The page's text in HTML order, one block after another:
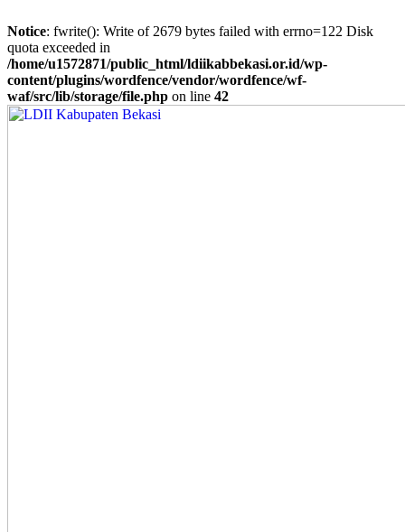
Notice: fwrite(): Write of 2679 bytes failed with errno=122 Disk
quota exceeded in
/home/u1572871/public_html/ldiikabbekasi.or.id/wp-
content/plugins/wordfence/vendor/wordfence/wf-
waf/src/lib/storage/file.php on line 42
Skip